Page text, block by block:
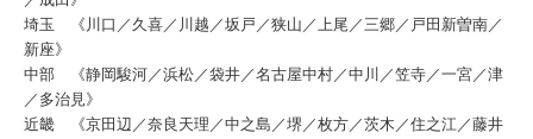
埼玉 《川口／久喜／川越／坂戸／狭山／上尾／三郷／戸田新曽南／
新座》
中部 《静岡駿河／浜松／袋井／名古屋中村／中川／笠寺／一宮／津
／多治見》
近畿 《京田辺／奈良天理／中之島／堺／枚方／茨木／住之江／藤井